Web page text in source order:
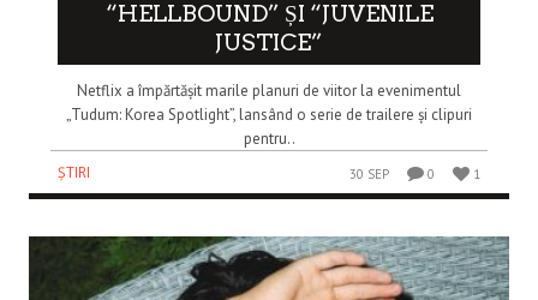
“HELLBOUND” ȘI “JUVENILE
JUSTICE”
Netflix a împărtășit marile planuri de viitor la evenimentul
„Tudum: Korea Spotlight”, lansând o serie de trailere și clipuri
pentru..
ȘTIRI
30 SEP 0 1